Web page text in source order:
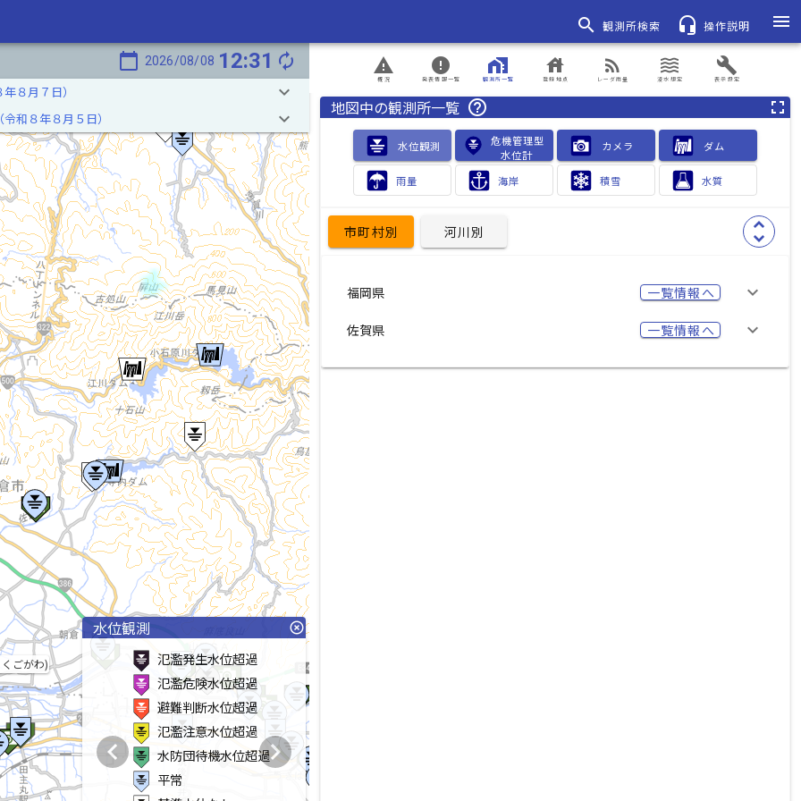
search 観測所検索 headset_mic 操作説明
menu
calendar_today 2026/08/08 12:31 autorenew
ごがわ)
８月７日） keyboard_arrow_down
和８年８月５日） keyboard_arrow_down
水位観測 highlight_off
氾濫発生水位超過
氾濫危険水位超過
避難判断水位超過
氾濫注意水位超過
水防団待機水位超過
平常
chevron_left chevron_right
概況
report_problem
発表情報一覧
error
観測所一覧
home_work
登録地点
house
レーダ雨量
rss_feed
浸水想定
waves
表示設定
build
地図中の観測所一覧 help_outline fullscreen
水位観測
危機管理型
水位計
カメラ ダム
雨量 海岸 積雪 水質
市町村別 河川別 unfold_more
福岡県 一覧情報へ keyboard_arrow_down
佐賀県 一覧情報へ keyboard_arrow_down